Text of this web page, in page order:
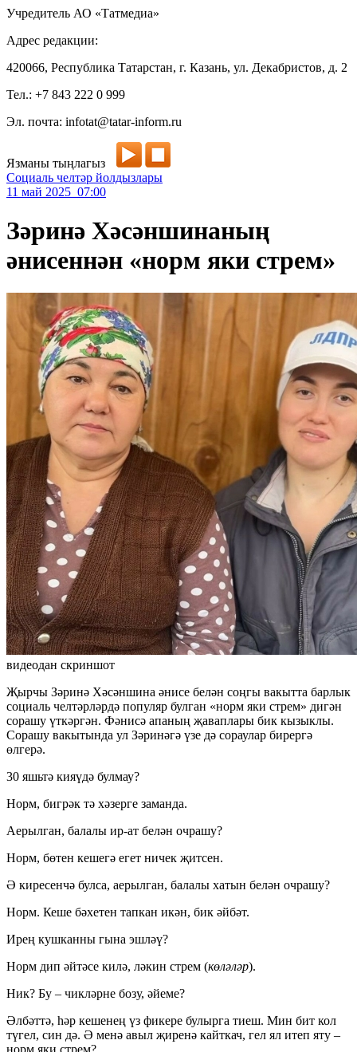
Учредитель АО «Татмедиа»
Адрес редакции:
420066, Республика Татарстан, г. Казань, ул. Декабристов, д. 2
Тел.: +7 843 222 0 999
Эл. почта: infotat@tatar-inform.ru
Язманы тыңлагыз
Социаль челтәр йолдызлары
11 май 2025 07:00
Зәринә Хәсәншинаның
әнисеннән «норм яки стрем»
видеодан скриншот
Җырчы Зәринә Хәсәншина әнисе белән соңгы вакытта барлык
социаль челтәрләрдә популяр булган «норм яки стрем» дигән
сорашу үткәргән. Фәнисә апаның җаваплары бик кызыклы.
Сорашу вакытында ул Зәринәгә үзе дә сораулар бирергә
өлгерә.
30 яшьтә кияүдә булмау?
Норм, бигрәк тә хәзерге заманда.
Аерылган, балалы ир-ат белән очрашу?
Норм, бөтен кешегә егет ничек җитсен.
Ә киресенчә булса, аерылган, балалы хатын белән очрашу?
Норм. Кеше бәхетен тапкан икән, бик әйбәт.
Ирең кушканны гына эшләү?
Норм дип әйтәсе килә, ләкин стрем (көләләр).
Ник? Бу – чикләрне бозу, әйеме?
Әлбәттә, һәр кешенең үз фикере булырга тиеш. Мин бит кол
түгел, син дә. Ә менә авыл җиренә кайткач, гел ял итеп яту –
норм яки стрем?